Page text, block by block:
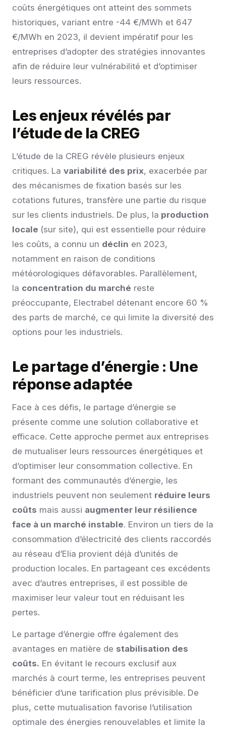
coûts énergétiques ont atteint des sommets
historiques, variant entre -44 €/MWh et 647
€/MWh en 2023, il devient impératif pour les
entreprises d’adopter des stratégies innovantes
afin de réduire leur vulnérabilité et d’optimiser
leurs ressources.
Les enjeux révélés par
l’étude de la CREG
L’étude de la CREG révèle plusieurs enjeux
critiques. La variabilité des prix, exacerbée par
des mécanismes de fixation basés sur les
cotations futures, transfère une partie du risque
sur les clients industriels. De plus, la production
locale (sur site), qui est essentielle pour réduire
les coûts, a connu un déclin en 2023,
notamment en raison de conditions
météorologiques défavorables. Parallèlement,
la concentration du marché reste
préoccupante, Electrabel détenant encore 60 %
des parts de marché, ce qui limite la diversité des
options pour les industriels.
Le partage d’énergie : Une
réponse adaptée
Face à ces défis, le partage d’énergie se
présente comme une solution collaborative et
efficace. Cette approche permet aux entreprises
de mutualiser leurs ressources énergétiques et
d’optimiser leur consommation collective. En
formant des communautés d’énergie, les
industriels peuvent non seulement réduire leurs
coûts mais aussi augmenter leur résilience
face à un marché instable. Environ un tiers de la
consommation d’électricité des clients raccordés
au réseau d’Elia provient déjà d’unités de
production locales. En partageant ces excédents
avec d’autres entreprises, il est possible de
maximiser leur valeur tout en réduisant les
pertes.
Le partage d’énergie offre également des
avantages en matière de stabilisation des
coûts. En évitant le recours exclusif aux
marchés à court terme, les entreprises peuvent
bénéficier d’une tarification plus prévisible. De
plus, cette mutualisation favorise l’utilisation
optimale des énergies renouvelables et limite la